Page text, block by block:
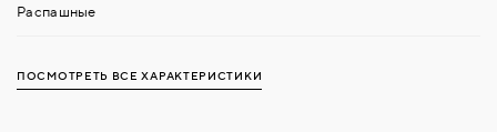
Распашные
ПОСМОТРЕТЬ ВСЕ ХАРАКТЕРИСТИКИ